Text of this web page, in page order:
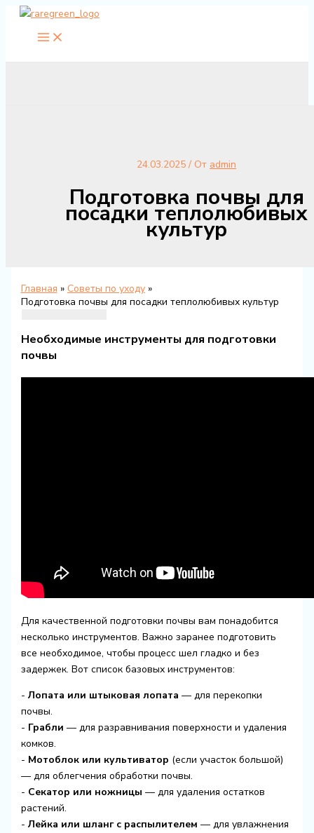
Перейти
содержимому
24.03.2025 / От admin
Подготовка почвы для
посадки теплолюбивых
культур
Главная
Советы по уходу
Подготовка почвы для посадки теплолюбивых культур
Необходимые инструменты для подготовки
почвы
Для качественной подготовки почвы вам понадобится
несколько инструментов. Важно заранее подготовить
все необходимое, чтобы процесс шел гладко и без
задержек. Вот список базовых инструментов:
- Лопата или штыковая лопата — для перекопки
почвы.
- Грабли — для разравнивания поверхности и удаления
комков.
- Мотоблок или культиватор (если участок большой)
— для облегчения обработки почвы.
- Секатор или ножницы — для удаления остатков
растений.
- Лейка или шланг с распылителем — для увлажнения